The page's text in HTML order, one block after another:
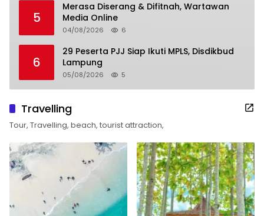
5
Merasa Diserang & Difitnah, Wartawan
Media Online
04/08/2026 6
6
29 Peserta PJJ Siap Ikuti MPLS, Disdikbud
Lampung
05/08/2026 5
Travelling
Tour, Travelling, beach, tourist attraction,